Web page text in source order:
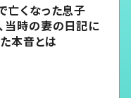
亡くなった息子
当時の妻の日記に
本音とは